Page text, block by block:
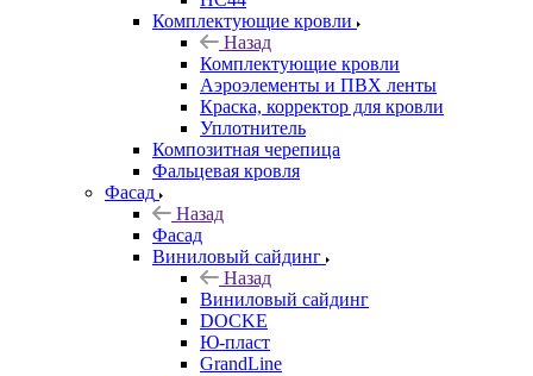
Комплектующие кровли
Назад
Комплектующие кровли
Аэроэлементы и ПВХ ленты
Краска, корректор для кровли
Уплотнитель
Композитная черепица
Фальцевая кровля
Фасад
Назад
Фасад
Виниловый сайдинг
Назад
Виниловый сайдинг
DOCKE
Ю-пласт
GrandLine